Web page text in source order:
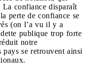
La confiance disparaît
perte de confiance se
(on l’a vu il y a
publique trop forte
notre
pays se retrouvent ainsi